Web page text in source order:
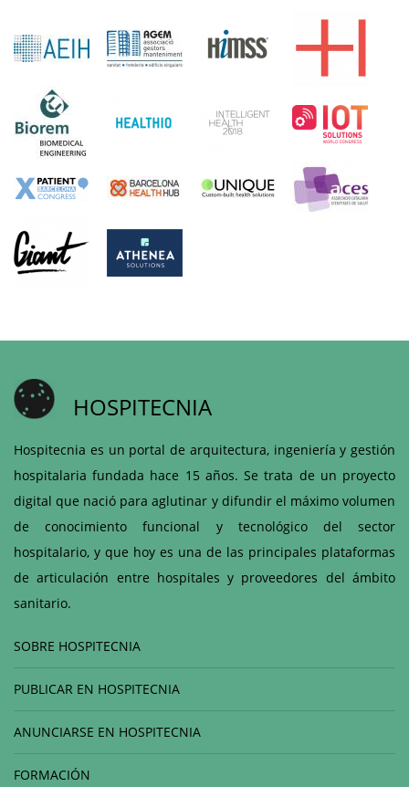
HOSPITECNIA
Hospitecnia es un portal de arquitectura, ingeniería y gestión
hospitalaria fundada hace 15 años. Se trata de un proyecto
digital que nació para aglutinar y difundir el máximo volumen
de conocimiento funcional y tecnológico del sector
hospitalario, y que hoy es una de las principales plataformas
de articulación entre hospitales y proveedores del ámbito
sanitario.
SOBRE HOSPITECNIA
PUBLICAR EN HOSPITECNIA
ANUNCIARSE EN HOSPITECNIA
FORMACIÓN